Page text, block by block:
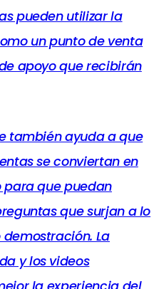
pueden utilizar la
un punto de venta
apoyo que recibirán
también ayuda a que
se conviertan en
para que puedan
que surjan a lo
La
y los videos